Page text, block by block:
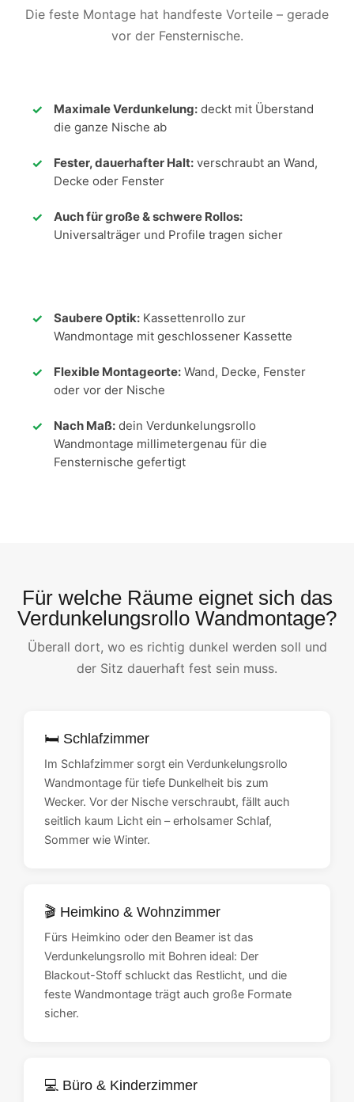
Die feste Montage hat handfeste Vorteile – gerade
vor der Fensternische.
Maximale Verdunkelung: deckt mit Überstand
die ganze Nische ab
Fester, dauerhafter Halt: verschraubt an Wand,
Decke oder Fenster
Auch für große & schwere Rollos:
Universalträger und Profile tragen sicher
Saubere Optik: Kassettenrollo zur
Wandmontage mit geschlossener Kassette
Flexible Montageorte: Wand, Decke, Fenster
oder vor der Nische
Nach Maß: dein Verdunkelungsrollo
Wandmontage millimetergenau für die
Fensternische gefertigt
Für welche Räume eignet sich das
Verdunkelungsrollo Wandmontage?
Überall dort, wo es richtig dunkel werden soll und
der Sitz dauerhaft fest sein muss.
🛏️ Schlafzimmer
Im Schlafzimmer sorgt ein Verdunkelungsrollo
Wandmontage für tiefe Dunkelheit bis zum
Wecker. Vor der Nische verschraubt, fällt auch
seitlich kaum Licht ein – erholsamer Schlaf,
Sommer wie Winter.
🎬 Heimkino & Wohnzimmer
Fürs Heimkino oder den Beamer ist das
Verdunkelungsrollo mit Bohren ideal: Der
Blackout-Stoff schluckt das Restlicht, und die
feste Wandmontage trägt auch große Formate
sicher.
💻 Büro & Kinderzimmer